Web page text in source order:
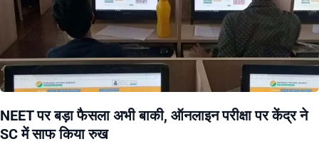
NEET पर बड़ा फैसला अभी बाकी, ऑनलाइन परीक्षा पर केंद्र ने
SC में साफ किया रुख